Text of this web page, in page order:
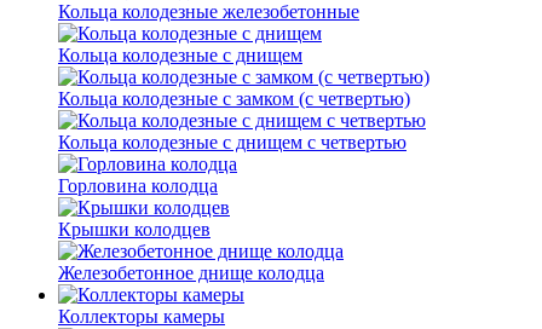
Кольца колодезные железобетонные
Кольца колодезные с днищем
Кольца колодезные с замком (с четвертью)
Кольца колодезные с днищем с четвертью
Горловина колодца
Крышки колодцев
Железобетонное днище колодца
Коллекторы камеры